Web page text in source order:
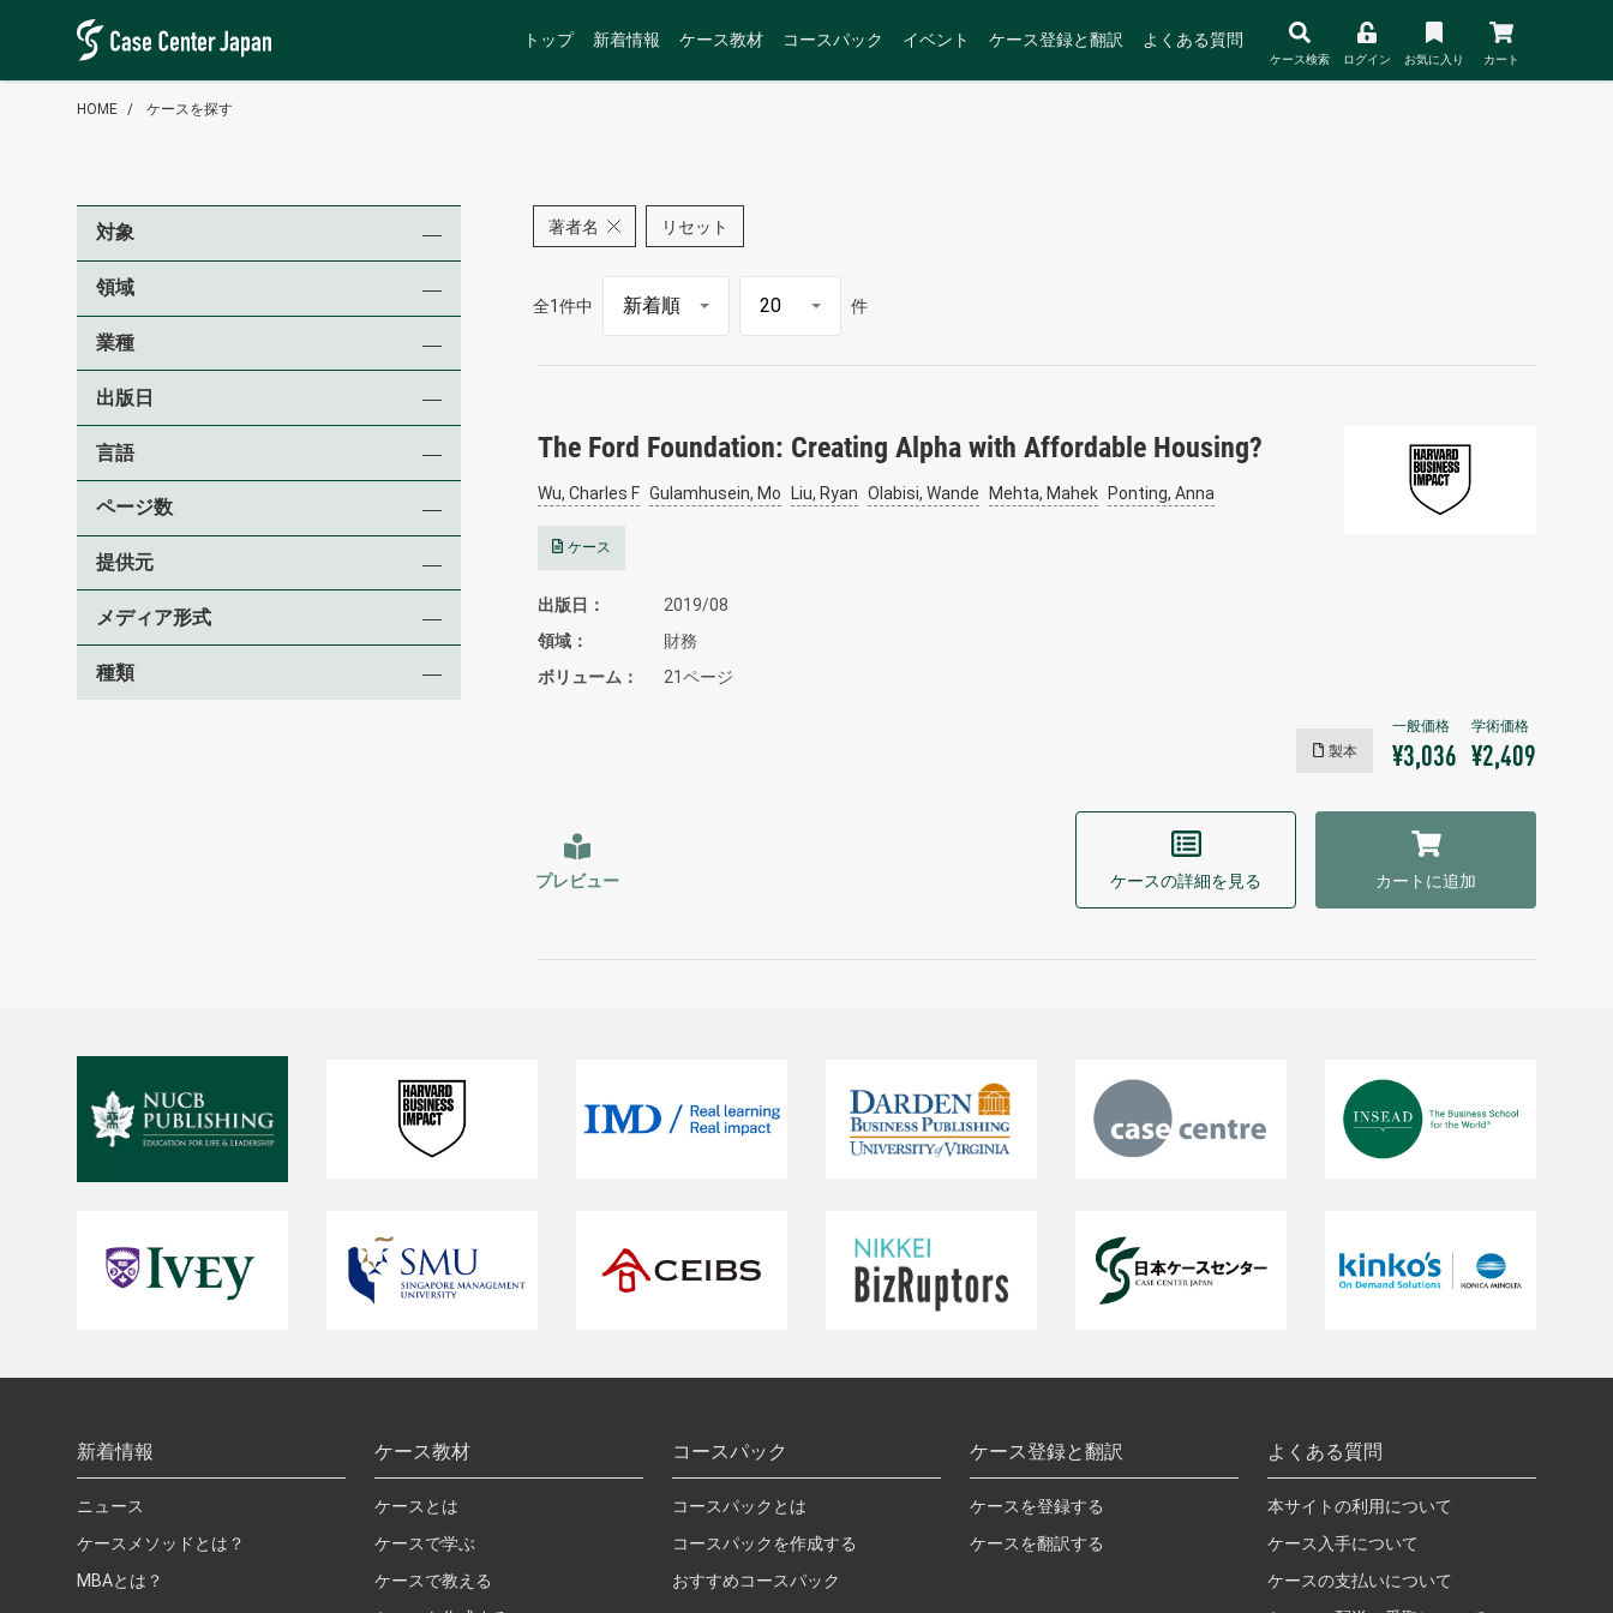
トップ 新着情報 ケース教材 コースパック イベント ケース登録と翻訳 よくある質問
ケース検索 ログイン お気に入り カート
HOME ケースを探す
著者名 リセット
全1件中 件
The Ford Foundation: Creating Alpha with Affordable Housing?
Wu, Charles F Gulamhusein, Mo Liu, Ryan Olabisi, Wande Mehta, Mahek Ponting, Anna
ケース
出版日
2019/08
領域
財務
ボリューム
21ページ
製本 ¥3,036 ¥2,409
プレビュー ケースの詳細を見る カートに追加
対象
領域
業種
出版日
言語
ページ数
提供元
メディア形式
種類
新着情報
ニュース
ケースメソッドとは？
MBAとは？
ケース教材
ケースとは
ケースで学ぶ
ケースで教える
コースパック
コースパックとは
コースパックを作成する
おすすめコースパック
ケース登録と翻訳
ケースを登録する
ケースを翻訳する
よくある質問
本サイトの利用について
ケース入手について
ケースの支払いについて